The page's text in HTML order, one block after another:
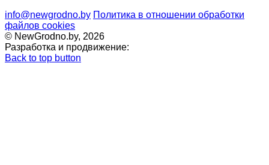
info@newgrodno.by Политика в отношении обработки
файлов cookies
© NewGrodno.by, 2026
Разработка и продвижение:
Back to top button